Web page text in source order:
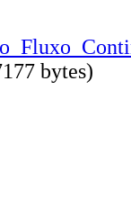
bytes)